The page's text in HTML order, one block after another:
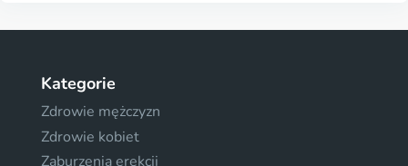
Kategorie
Zdrowie mężczyzn
Zdrowie kobiet
Zaburzenia erekcji